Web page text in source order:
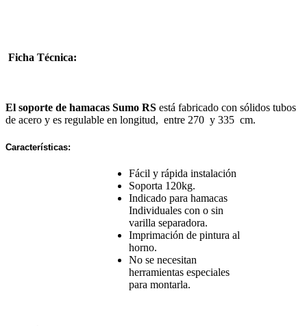
Ficha Técnica:
El soporte de hamacas Sumo RS está fabricado con sólidos tubos
de acero y es regulable en longitud, entre 270 y 335 cm.
Características:
Fácil y rápida instalación
Soporta 120kg.
Indicado para hamacas
Individuales con o sin
varilla separadora.
Imprimación de pintura al
horno.
No se necesitan
herramientas especiales
para montarla.